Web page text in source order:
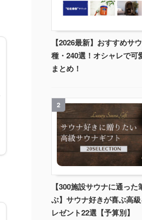
【2026最新】おすすめサ
種・240選！オシャレで可
まとめ！
2
【300施設サウナに通った
ぶ】サウナ好きが喜ぶ高
レゼント22選【予算別】